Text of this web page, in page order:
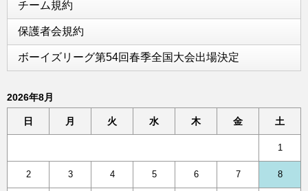
チーム規約
保護者会規約
ボーイズリーグ第54回春季全国大会出場決定
2026年8月
日 月 火 水 木 金 土
1
2 3 4 5 6 7 8